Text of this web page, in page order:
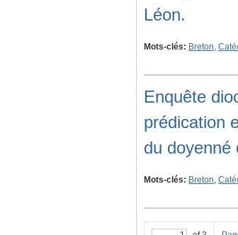
Léon.
Mots-clés: Breton,
Enquête
prédication
du doyenné
Mots-clés: Breton,